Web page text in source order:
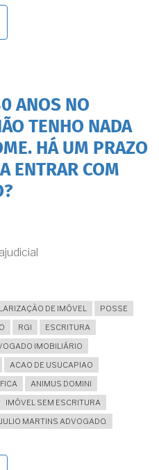
ANOS NO
TENHO NADA
HÁ UM PRAZO
ENTRAR COM
DE IMÓVEL
POSSE
RGI
ESCRITURA
IMOBILIÁRIO
ACAO DE USUCAPIAO
ANIMUS DOMINI
IMÓVEL SEM ESCRITURA
MARTINS ADVOGADO.